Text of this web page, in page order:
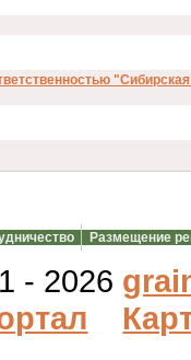
Размещение
- 2026